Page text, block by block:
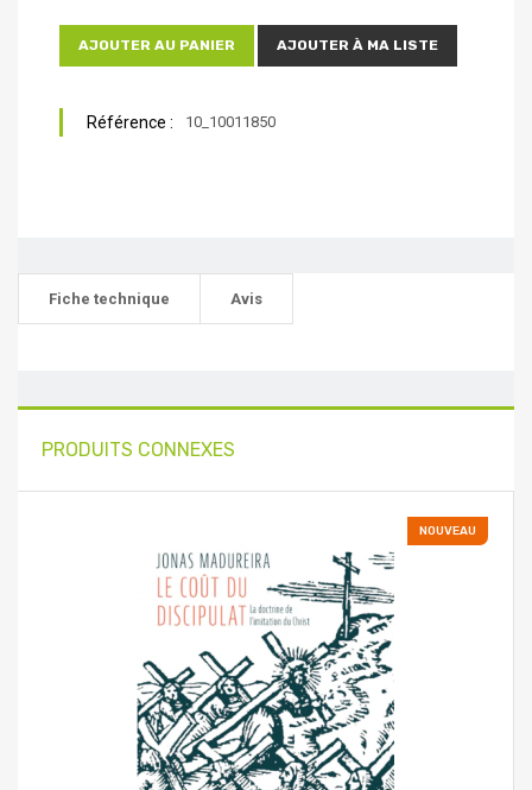
AJOUTER AU PANIER AJOUTER À MA LISTE
Référence : 10_10011850
Fiche technique Avis
PRODUITS CONNEXES
NOUVEAU